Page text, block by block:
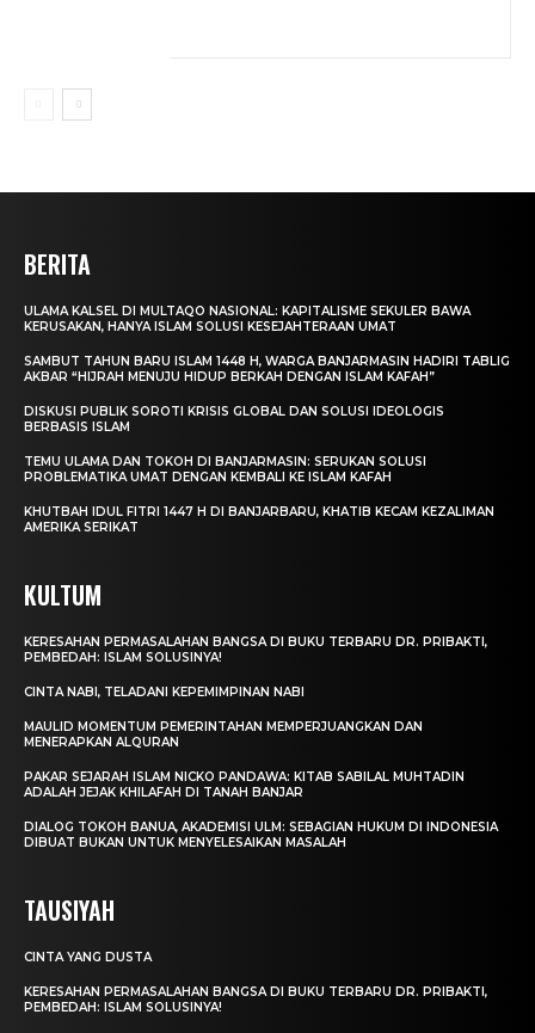
BERITA
ULAMA KALSEL DI MULTAQO NASIONAL: KAPITALISME SEKULER BAWA
KERUSAKAN, HANYA ISLAM SOLUSI KESEJAHTERAAN UMAT
SAMBUT TAHUN BARU ISLAM 1448 H, WARGA BANJARMASIN HADIRI TABLIG
AKBAR “HIJRAH MENUJU HIDUP BERKAH DENGAN ISLAM KAFAH”
DISKUSI PUBLIK SOROTI KRISIS GLOBAL DAN SOLUSI IDEOLOGIS
BERBASIS ISLAM
TEMU ULAMA DAN TOKOH DI BANJARMASIN: SERUKAN SOLUSI
PROBLEMATIKA UMAT DENGAN KEMBALI KE ISLAM KAFAH
KHUTBAH IDUL FITRI 1447 H DI BANJARBARU, KHATIB KECAM KEZALIMAN
AMERIKA SERIKAT
KULTUM
KERESAHAN PERMASALAHAN BANGSA DI BUKU TERBARU DR. PRIBAKTI,
PEMBEDAH: ISLAM SOLUSINYA!
CINTA NABI, TELADANI KEPEMIMPINAN NABI
MAULID MOMENTUM PEMERINTAHAN MEMPERJUANGKAN DAN
MENERAPKAN ALQURAN
PAKAR SEJARAH ISLAM NICKO PANDAWA: KITAB SABILAL MUHTADIN
ADALAH JEJAK KHILAFAH DI TANAH BANJAR
DIALOG TOKOH BANUA, AKADEMISI ULM: SEBAGIAN HUKUM DI INDONESIA
DIBUAT BUKAN UNTUK MENYELESAIKAN MASALAH
TAUSIYAH
CINTA YANG DUSTA
KERESAHAN PERMASALAHAN BANGSA DI BUKU TERBARU DR. PRIBAKTI,
PEMBEDAH: ISLAM SOLUSINYA!